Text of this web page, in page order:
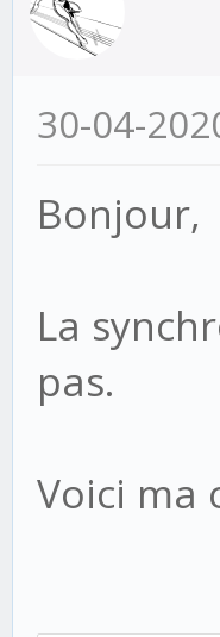
30-04-
Bonjour,
La
pas.
Voici ma